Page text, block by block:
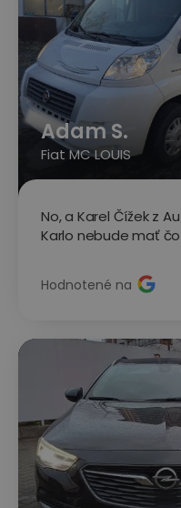
Adam S.
Fiat MC LOUIS
No, a Karel Čížek z
Karlo nebude mať čo
Hodnotené na